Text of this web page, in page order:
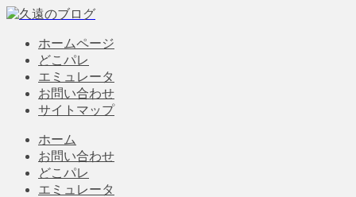
ホームページ
どこパレ
エミュレータ
お問い合わせ
サイトマップ
ホーム
お問い合わせ
どこパレ
エミュレータ